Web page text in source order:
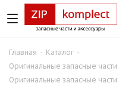
Главная - Каталог -
Оригинальные запасные
Оригинальные запасные